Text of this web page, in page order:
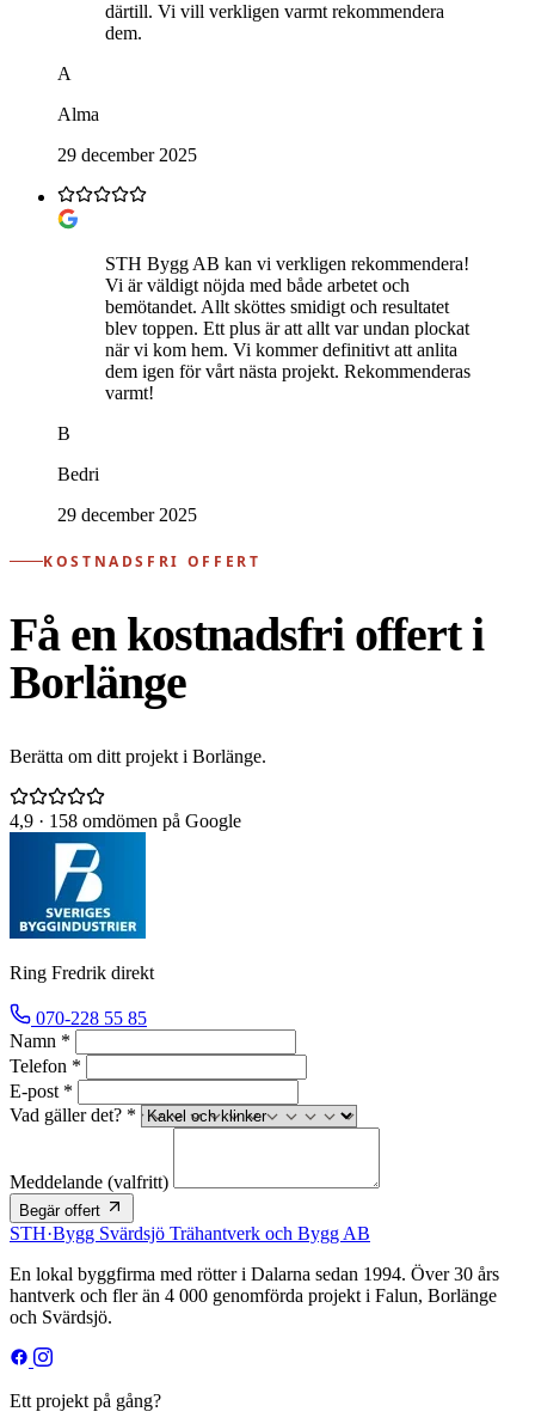
därtill. Vi vill verkligen varmt rekommendera
dem.
A
Alma
29 december 2025
STH Bygg AB kan vi verkligen rekommendera!
Vi är väldigt nöjda med både arbetet och
bemötandet. Allt sköttes smidigt och resultatet
blev toppen. Ett plus är att allt var undan plockat
när vi kom hem. Vi kommer definitivt att anlita
dem igen för vårt nästa projekt. Rekommenderas
varmt!
B
Bedri
29 december 2025
KOSTNADSFRI OFFERT
Få en kostnadsfri offert i
Borlänge
Berätta om ditt projekt i Borlänge.
4,9 · 158 omdömen på Google
Ring Fredrik direkt
070-228 55 85
Namn *
Telefon *
E-post *
Vad gäller det? *
Meddelande (valfritt)
Begär offert
STH·Bygg Svärdsjö Trähantverk och Bygg AB
En lokal byggfirma med rötter i Dalarna sedan 1994. Över 30 års
hantverk och fler än 4 000 genomförda projekt i Falun, Borlänge
och Svärdsjö.
Ett projekt på gång?